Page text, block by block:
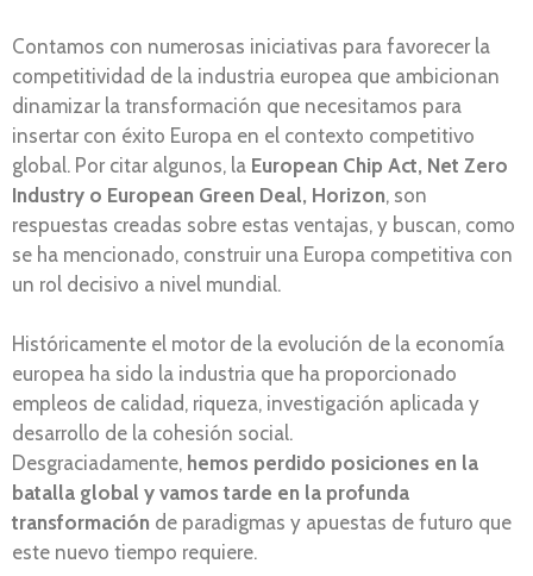
Contamos con numerosas iniciativas para favorecer la
competitividad de la industria europea que ambicionan
dinamizar la transformación que necesitamos para
insertar con éxito Europa en el contexto competitivo
global. Por citar algunos, la European Chip Act, Net Zero
Industry o European Green Deal, Horizon, son
respuestas creadas sobre estas ventajas, y buscan, como
se ha mencionado, construir una Europa competitiva con
un rol decisivo a nivel mundial.
Históricamente el motor de la evolución de la economía
europea ha sido la industria que ha proporcionado
empleos de calidad, riqueza, investigación aplicada y
desarrollo de la cohesión social.
Desgraciadamente, hemos perdido posiciones en la
batalla global y vamos tarde en la profunda
transformación de paradigmas y apuestas de futuro que
este nuevo tiempo requiere.